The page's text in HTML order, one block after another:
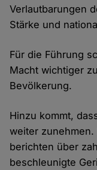
Verlautbarungen
Stärke und
Für die Führung
Macht wichtiger
Bevölkerung.
Hinzu kommt,
weiter
berichten über
beschleunigte